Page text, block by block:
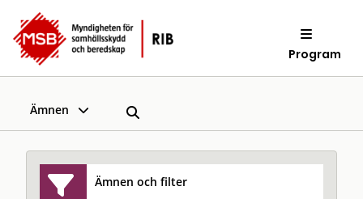
Program
Ämnen
Ämnen och filter